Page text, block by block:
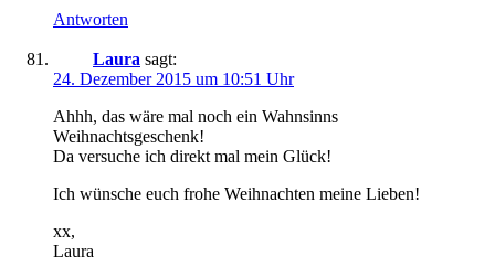
Antworten
Laura sagt:
24. Dezember 2015 um 10:51 Uhr
Ahhh, das wäre mal noch ein Wahnsinns
Weihnachtsgeschenk!
Da versuche ich direkt mal mein Glück!
Ich wünsche euch frohe Weihnachten meine Lieben!
xx,
Laura